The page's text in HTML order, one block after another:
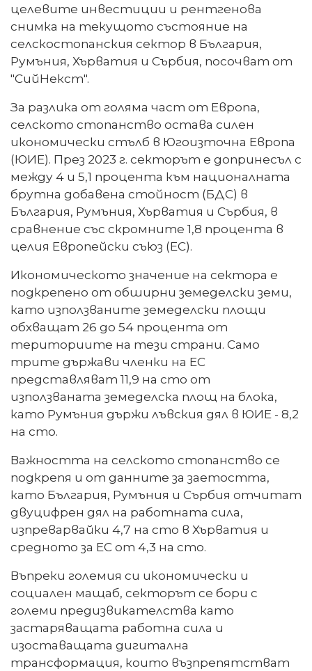
целевите инвестиции и рентгенова
снимка на текущото състояние на
селскостопанския сектор в България,
Румъния, Хърватия и Сърбия, посочват от
"СийНекст".
За разлика от голяма част от Европа,
селското стопанство остава силен
икономически стълб в Югоизточна Европа
(ЮИЕ). През 2023 г. секторът е допринесъл с
между 4 и 5,1 процента към националната
брутна добавена стойност (БДС) в
България, Румъния, Хърватия и Сърбия, в
сравнение със скромните 1,8 процента в
целия Европейски съюз (ЕС).
Икономическото значение на сектора е
подкрепено от обширни земеделски земи,
като използваните земеделски площи
обхващат 26 до 54 процента ​​от
териториите на тези страни. Само
трите държави членки на ЕС
представляват 11,9 на сто от
използваната земеделска площ на блока,
като Румъния държи лъвския дял в ЮИЕ - 8,2
на сто.
Важността на селското стопанство се
подкрепя и от данните за заетостта,
като България, Румъния и Сърбия отчитат
двуцифрен дял на работната сила,
изпреварвайки 4,7 на сто в Хърватия и
средното за ЕС от 4,3 на сто.
Въпреки големия си икономически и
социален мащаб, секторът се бори с
големи предизвикателства като
застаряващата работна сила и
изоставащата дигитална
трансформация, които възпрепятстват